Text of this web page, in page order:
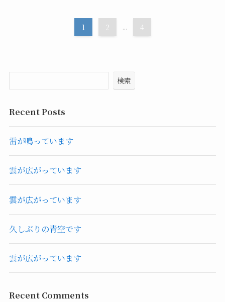
1 2 ... 4
検索
Recent Posts
雷が鳴っています
雲が広がっています
雲が広がっています
久しぶりの青空です
雲が広がっています
Recent Comments